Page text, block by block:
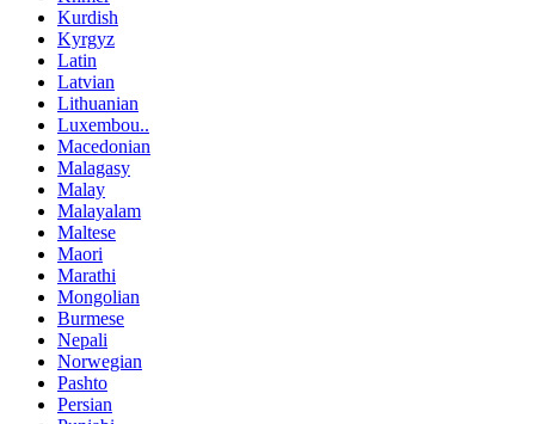
Kurdish
Kyrgyz
Latin
Latvian
Lithuanian
Luxembou..
Macedonian
Malagasy
Malay
Malayalam
Maltese
Maori
Marathi
Mongolian
Burmese
Nepali
Norwegian
Pashto
Persian